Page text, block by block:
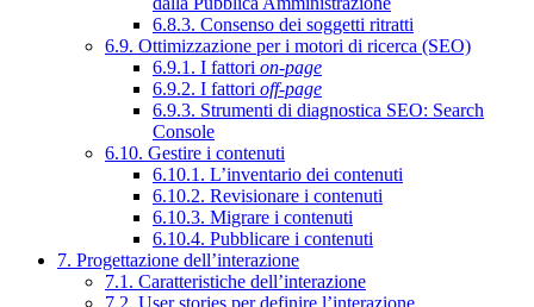
6.8.3. Consenso dei soggetti ritratti
6.9. Ottimizzazione per i motori di ricerca (SEO)
6.9.1. I fattori on-page
6.9.2. I fattori off-page
6.9.3. Strumenti di diagnostica SEO: Search
Console
6.10. Gestire i contenuti
6.10.1. L’inventario dei contenuti
6.10.2. Revisionare i contenuti
6.10.3. Migrare i contenuti
6.10.4. Pubblicare i contenuti
7. Progettazione dell’interazione
7.1. Caratteristiche dell’interazione
7.2. User stories per definire l’interazione